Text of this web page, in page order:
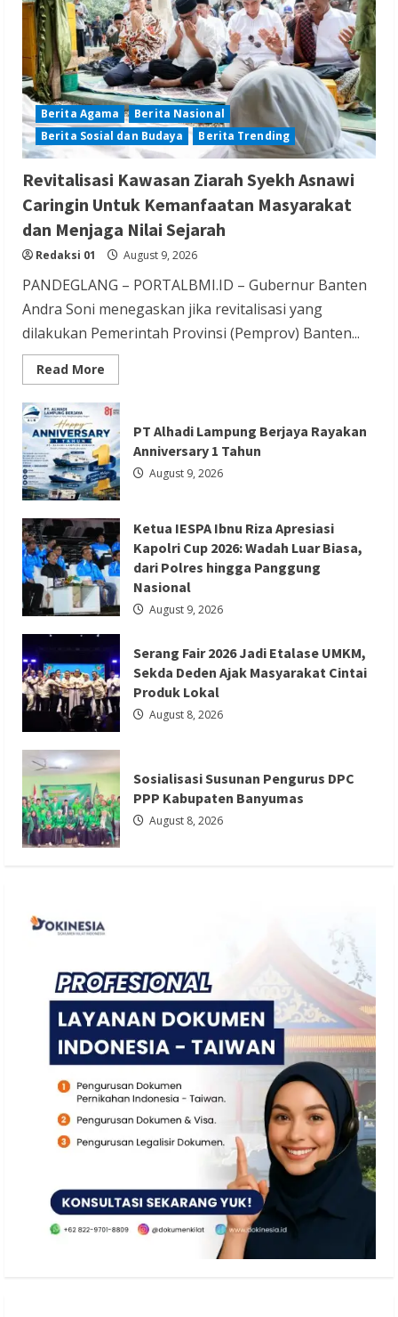
Anniversary 1 Tahun
Redaksi 01 August 9, 2026
Berita Nasional Berita Olahraga Berita TNI/POLRI
Ketua IESPA Ibnu Riza Apresiasi Kapolri
Cup 2026: Wadah Luar Biasa, dari Polres
hingga Panggung Nasional
Redaksi 01 August 9, 2026
Berita Trending
Serang Fair 2026 Jadi Etalase UMKM,
Sekda Deden Ajak Masyarakat Cintai
Produk Lokal
Redaksi 01
Berita Nasional Berita Politik Berita Terbaru
Sosialisasi Susunan Pengurus DPC PPP
Kabupaten Banyumas
Redaksi 01
Berita Agama
Berita Nasional
Berita Sosial dan Budaya
Berita Trending
Revitalisasi Kawasan Ziarah Syekh Asnawi
Caringin Untuk Kemanfaatan Masyarakat
dan Menjaga Nilai Sejarah
Redaksi 01 August 9, 2026
PANDEGLANG – PORTALBMI.ID – Gubernur Banten
Andra Soni menegaskan jika revitalisasi yang
dilakukan Pemerintah Provinsi (Pemprov) Banten...
Read More
more
Revitalisasi
Kawasan
Ziarah
Syekh
Asnawi
Caringin
Untuk
Kemanfaatan
Masyarakat
dan
Menjaga
Nilai
Sejarah
PT Alhadi Lampung Berjaya Rayakan
Anniversary 1 Tahun
August 9, 2026
Ketua IESPA Ibnu Riza Apresiasi
Kapolri Cup 2026: Wadah Luar Biasa,
dari Polres hingga Panggung
Nasional
August 9, 2026
Serang Fair 2026 Jadi Etalase UMKM,
Sekda Deden Ajak Masyarakat Cintai
Produk Lokal
August 8, 2026
Sosialisasi Susunan Pengurus DPC
PPP Kabupaten Banyumas
August 8, 2026